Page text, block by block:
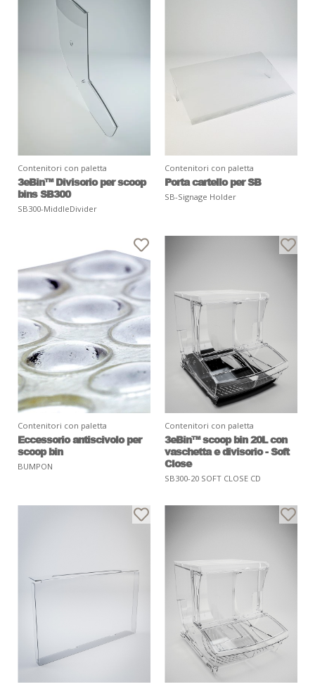
Contenitori con paletta
3eBin™ Divisorio per scoop
bins SB300
SB300-MiddleDivider
Contenitori con paletta
Porta cartello per SB
SB-Signage Holder
Contenitori con paletta
Eccessorio antiscivolo per
scoop bin
BUMPON
Contenitori con paletta
3eBin™ scoop bin 20L con
vaschetta e divisorio - Soft
Close
SB300-20 SOFT CLOSE CD